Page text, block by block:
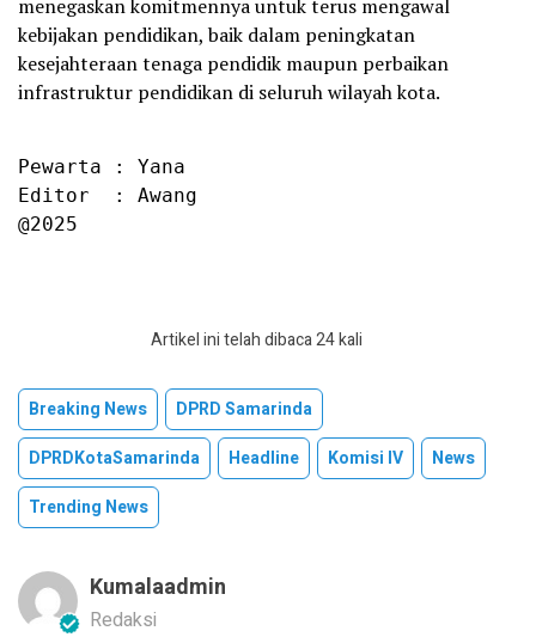
menegaskan komitmennya untuk terus mengawal
kebijakan pendidikan, baik dalam peningkatan
kesejahteraan tenaga pendidik maupun perbaikan
infrastruktur pendidikan di seluruh wilayah kota.
Pewarta : Yana
Editor  : Awang
@2025
Artikel ini telah dibaca 24 kali
Breaking News
DPRD Samarinda
DPRDKotaSamarinda
Headline Komisi IV
News
Trending News
Kumalaadmin
Redaksi